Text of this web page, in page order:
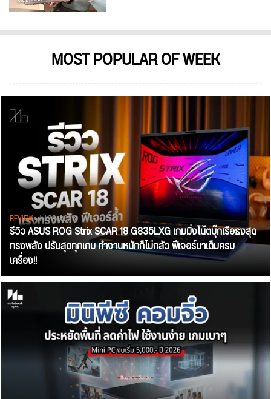
MOST POPULAR OF WEEK
REVIEW• Jul 28, 2026
รีวิว ASUS ROG Strix SCAR 18 G835LXG เกมมิ่งโน้ตบุ๊กเรือธงสุด
ทรงพลัง ปรับสุดทุกเกม ทำงานหนักก็ไม่กลัว ฟีเจอร์มาเต็มครบ
เครื่อง!!